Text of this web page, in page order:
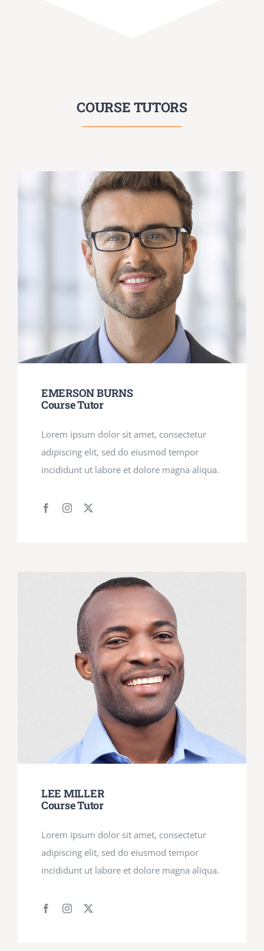
COURSE TUTORS
EMERSON BURNS
Course Tutor
Lorem ipsum dolor sit amet, consectetur
adipiscing elit, sed do eiusmod tempor
incididunt ut labore et dolore magna aliqua.
LEE MILLER
Course Tutor
Lorem ipsum dolor sit amet, consectetur
adipiscing elit, sed do eiusmod tempor
incididunt ut labore et dolore magna aliqua.